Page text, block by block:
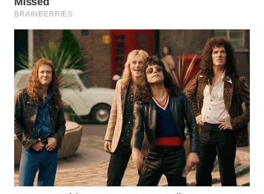
LESUNG
WN
KARO
WN
SIMALUNGUN
WN
LABUHANBATU